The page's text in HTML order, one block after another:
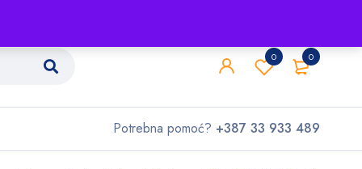
0
0
Potrebna pomoć? +387 33 933 489